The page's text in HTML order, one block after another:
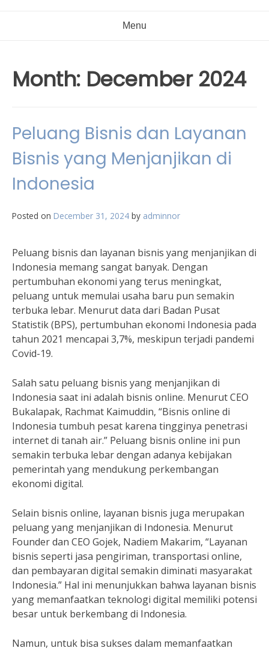
Menu
Month: December 2024
Peluang Bisnis dan Layanan
Bisnis yang Menjanjikan di
Indonesia
Posted on December 31, 2024 by adminnor
Peluang bisnis dan layanan bisnis yang menjanjikan di
Indonesia memang sangat banyak. Dengan
pertumbuhan ekonomi yang terus meningkat,
peluang untuk memulai usaha baru pun semakin
terbuka lebar. Menurut data dari Badan Pusat
Statistik (BPS), pertumbuhan ekonomi Indonesia pada
tahun 2021 mencapai 3,7%, meskipun terjadi pandemi
Covid-19.
Salah satu peluang bisnis yang menjanjikan di
Indonesia saat ini adalah bisnis online. Menurut CEO
Bukalapak, Rachmat Kaimuddin, “Bisnis online di
Indonesia tumbuh pesat karena tingginya penetrasi
internet di tanah air.” Peluang bisnis online ini pun
semakin terbuka lebar dengan adanya kebijakan
pemerintah yang mendukung perkembangan
ekonomi digital.
Selain bisnis online, layanan bisnis juga merupakan
peluang yang menjanjikan di Indonesia. Menurut
Founder dan CEO Gojek, Nadiem Makarim, “Layanan
bisnis seperti jasa pengiriman, transportasi online,
dan pembayaran digital semakin diminati masyarakat
Indonesia.” Hal ini menunjukkan bahwa layanan bisnis
yang memanfaatkan teknologi digital memiliki potensi
besar untuk berkembang di Indonesia.
Namun, untuk bisa sukses dalam memanfaatkan